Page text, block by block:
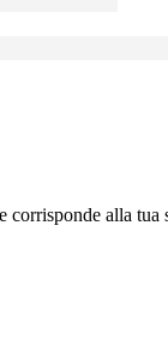
corrisponde alla tua